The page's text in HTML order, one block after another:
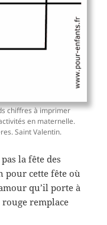
chiffres à imprimer
en maternelle.
Saint Valentin.
la fête des
pour cette fête où
qu’il porte à
remplace